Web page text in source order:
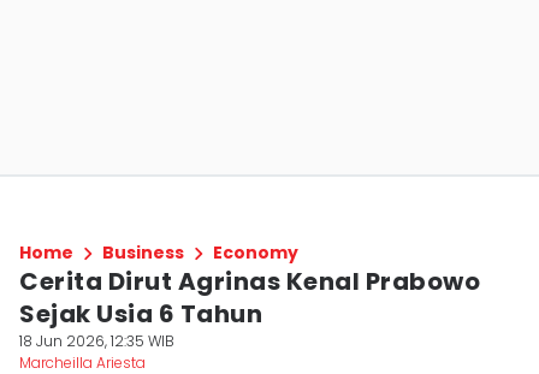
Home Business Economy
Cerita Dirut Agrinas Kenal Prabowo
Sejak Usia 6 Tahun
18 Jun 2026, 12:35 WIB
Marcheilla Ariesta